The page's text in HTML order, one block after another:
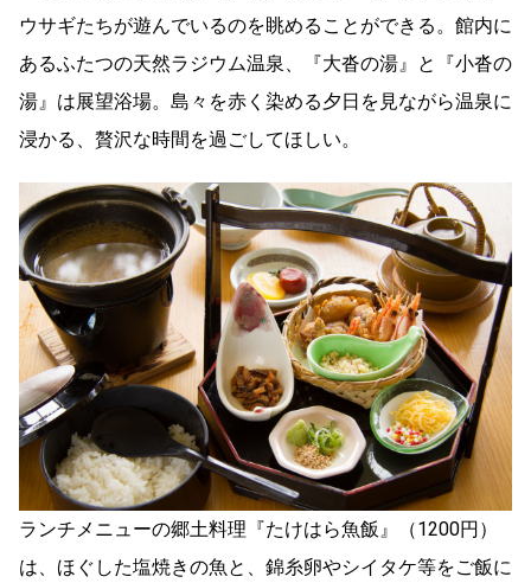
ウサギたちが遊んでいるのを眺めることができる。館内に
あるふたつの天然ラジウム温泉、『大沓の湯』と『小沓の
湯』は展望浴場。島々を赤く染める夕日を見ながら温泉に
浸かる、贅沢な時間を過ごしてほしい。
ランチメニューの郷土料理『たけはら魚飯』（1200円）
は、ほぐした塩焼きの魚と、錦糸卵やシイタケ等をご飯に